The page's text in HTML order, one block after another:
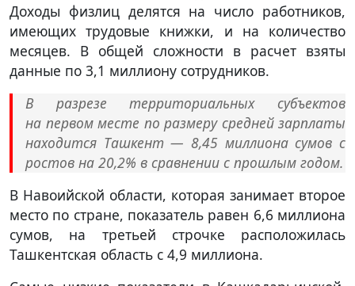
Доходы физлиц делятся на число работников,
имеющих трудовые книжки, и на количество
месяцев. В общей сложности в расчет взяты
данные по 3,1 миллиону сотрудников.
В разрезе территориальных субъектов
на первом месте по размеру средней зарплаты
находится Ташкент — 8,45 миллиона сумов с
ростов на 20,2% в сравнении с прошлым годом.
В Навоийской области, которая занимает второе
место по стране, показатель равен 6,6 миллиона
сумов, на третьей строчке расположилась
Ташкентская область с 4,9 миллиона.